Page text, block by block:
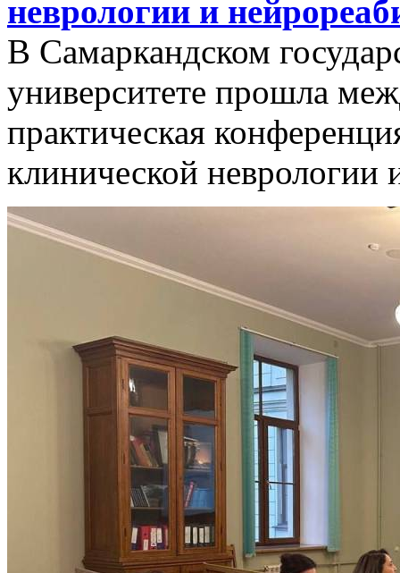
неврологии и
В Самаркандском
университете прошла
практическая
клинической неврологии